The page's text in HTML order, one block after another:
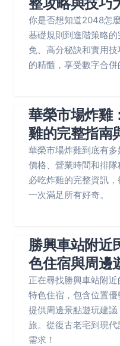
你是否想知道2048怎
基礎規則到進階策略
免、高分秘訣和實用
的精髓，享受數字合併
華榮市場炸雞
雞的完整指南
華榮市場炸雞到底有多
價格、營業時間和排
必吃炸雞的完整資訊
一次滿足所有好奇。
勝興車站附近
色住宿與周邊
正在尋找勝興車站附
特色住宿，包含位置
提供周邊景點遊玩建
旅。從復古老宅到現
需求！